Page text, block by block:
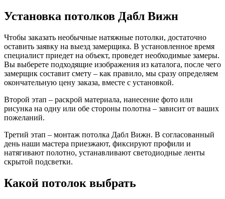
Установка потолков Дабл Вижн
Чтобы заказать необычные натяжные потолки, достаточно
оставить заявку на выезд замерщика. В установленное время
специалист приедет на объект, проведет необходимые замеры.
Вы выберете подходящие изображения из каталога, после чего
замерщик составит смету – как правило, мы сразу определяем
окончательную цену заказа, вместе с установкой.
Второй этап – раскрой материала, нанесение фото или
рисунка на одну или обе стороны полотна – зависит от ваших
пожеланий.
Третий этап – монтаж потолка Дабл Вижн. В согласованный
день наши мастера приезжают, фиксируют профили и
натягивают полотно, устанавливают светодиодные ленты
скрытой подсветки.
Какой потолок выбрать